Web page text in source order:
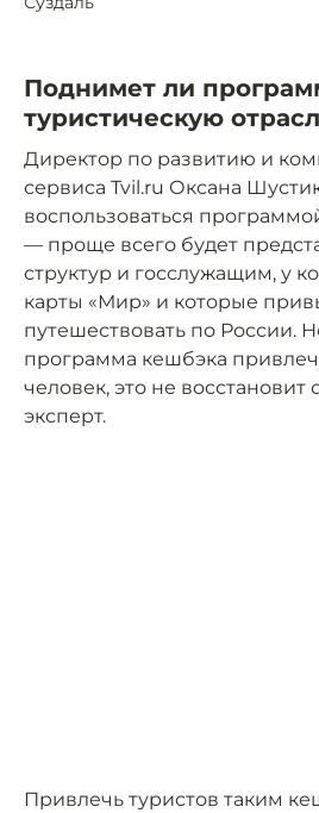
Поднимет ли
туристическую
Директор по развитию и
сервиса Tvil.ru Оксана
воспользоваться
— проще всего будет
структур и госслужащим, у
карты «Мир» и которые
путешествовать по России.
программа кешбэка
человек, это не восстановит
эксперт.
Привлечь туристов таким